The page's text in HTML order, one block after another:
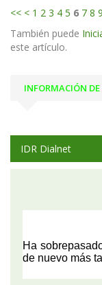
<< < 1 2 3 4 5 6 7 8 9
También puede
este artículo.
INFORMACIÓN
IDR Dialnet